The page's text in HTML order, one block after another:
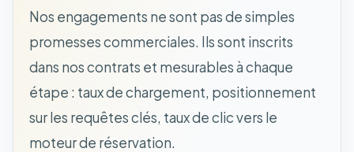
Nos engagements ne sont pas de simples
promesses commerciales. Ils sont inscrits
dans nos contrats et mesurables à chaque
étape : taux de chargement, positionnement
sur les requêtes clés, taux de clic vers le
moteur de réservation.